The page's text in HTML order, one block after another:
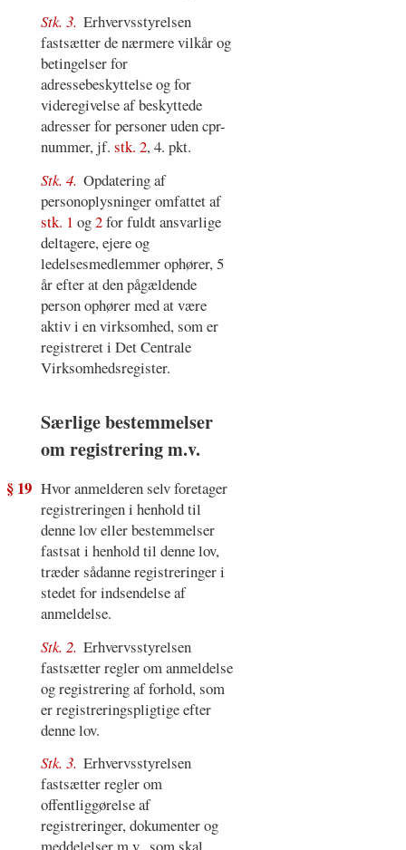
Stk. 3. Erhvervsstyrelsen
fastsætter de nærmere vilkår og
betingelser for
adressebeskyttelse og for
videregivelse af beskyttede
adresser for personer uden cpr-
nummer, jf. stk. 2, 4. pkt.
Stk. 4. Opdatering af
personoplysninger omfattet af
stk. 1 og2for fuldt ansvarlige
deltagere, ejere og
ledelsesmedlemmer ophører, 5
år efter at den pågældende
person ophører med at være
aktiv i en virksomhed, som er
registreret i Det Centrale
Virksomhedsregister.
Særlige bestemmelser
om registrering m.v.
§ 19 Hvor anmelderen selv foretager
registreringen i henhold til
denne lov eller bestemmelser
fastsat i henhold til denne lov,
træder sådanne registreringer i
stedet for indsendelse af
anmeldelse.
Stk. 2. Erhvervsstyrelsen
fastsætter regler om anmeldelse
og registrering af forhold, som
er registreringspligtige efter
denne lov.
Stk. 3. Erhvervsstyrelsen
fastsætter regler om
offentliggørelse af
registreringer, dokumenter og